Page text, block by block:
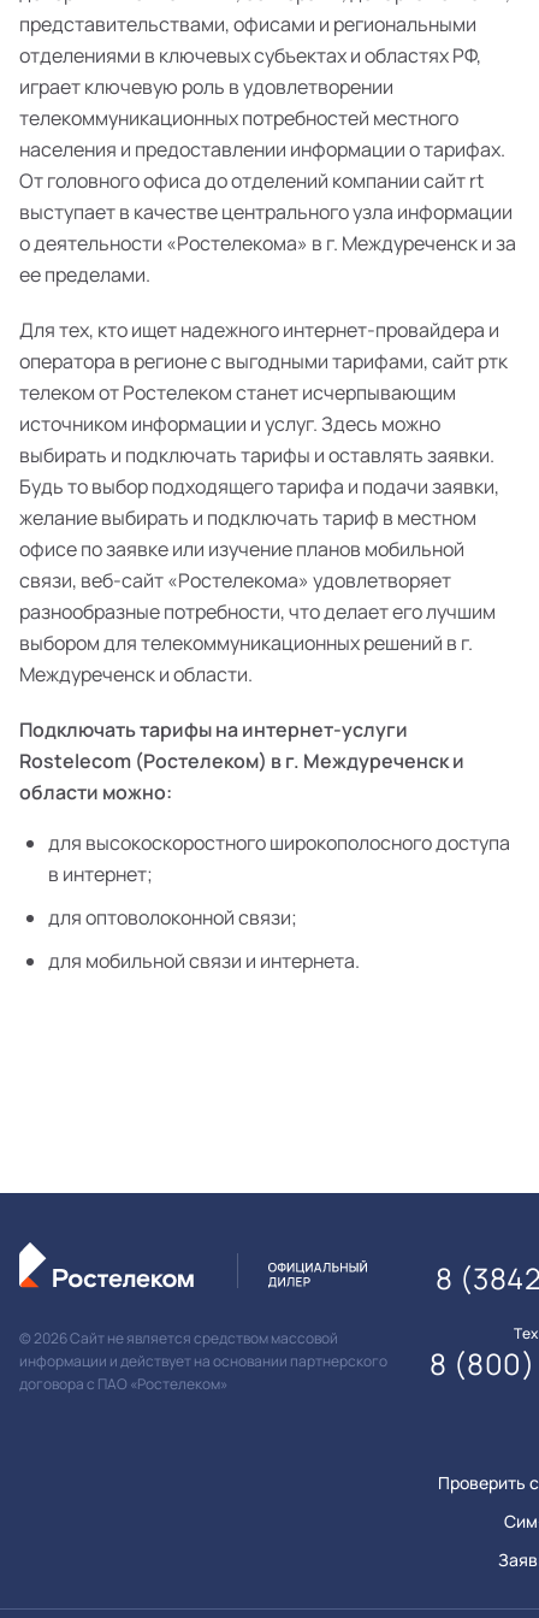
представительствами, офисами и региональными
отделениями в ключевых субъектах и областях РФ,
играет ключевую роль в удовлетворении
телекоммуникационных потребностей местного
населения и предоставлении информации о тарифах.
От головного офиса до отделений компании сайт rt
выступает в качестве центрального узла информации
о деятельности «Ростелекома» в г. Междуреченск и за
ее пределами.
Для тех, кто ищет надежного интернет-провайдера и
оператора в регионе с выгодными тарифами, сайт ртк
телеком от Ростелеком станет исчерпывающим
источником информации и услуг. Здесь можно
выбирать и подключать тарифы и оставлять заявки.
Будь то выбор подходящего тарифа и подачи заявки,
желание выбирать и подключать тариф в местном
офисе по заявке или изучение планов мобильной
связи, веб-сайт «Ростелекома» удовлетворяет
разнообразные потребности, что делает его лучшим
выбором для телекоммуникационных решений в г.
Междуреченск и области.
Подключать тарифы на интернет-услуги
Rostelecom (Ростелеком) в г. Междуреченск и
области можно:
для высокоскоростного широкополосного доступа
в интернет;
для оптоволоконной связи;
для мобильной связи и интернета.
© 2026 Сайт не является средством массовой
информации и действует на основании партнерского
договора с ПАО «Ростелеком»
Проверить
8
8